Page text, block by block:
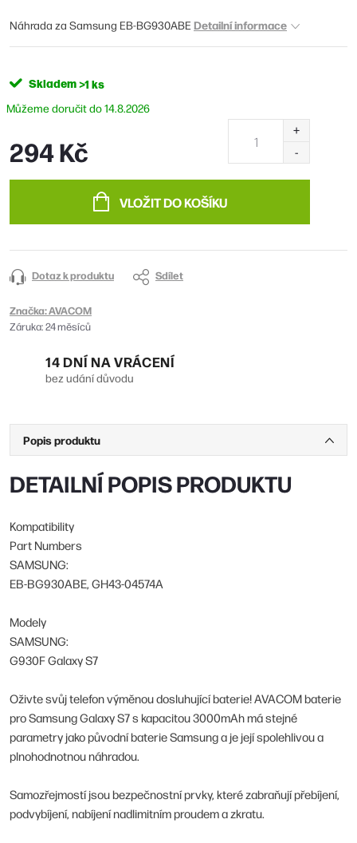
Náhrada za Samsung EB-BG930ABE Detailní informace
Skladem>1 ks
14.8.2026
294 Kč
VLOŽIT DO KOŠÍKU
Dotaz k produktu Sdílet
Značka:AVACOM
Záruka:24 měsíců
14 DNÍ NA VRÁCENÍ
bez udání důvodu
Popis produktu
DETAILNÍ POPIS PRODUKTU
Kompatibility
Part Numbers
SAMSUNG:
EB-BG930ABE, GH43-04574A
Modely
SAMSUNG:
G930F Galaxy S7
Oživte svůj telefon výměnou dosluhující baterie! AVACOM baterie
pro Samsung Galaxy S7 s kapacitou 3000mAh má stejné
parametry jako původní baterie Samsung a je její spolehlivou a
plnohodnotnou náhradou.
Samozřejmostí jsou bezpečnostní prvky, které zabraňují přebíjení,
podvybíjení, nabíjení nadlimitním proudem a zkratu.